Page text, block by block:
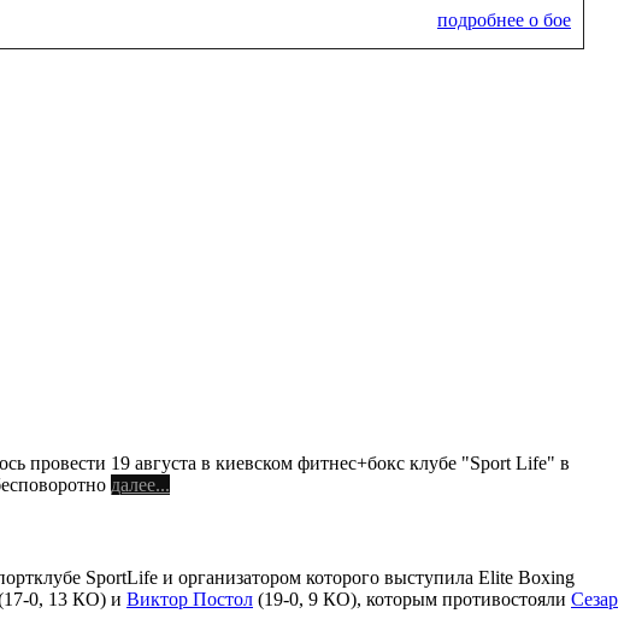
подробнее о бое
провести 19 августа в киевском фитнес+бокс клубе "Sport Life" в
далее...
SportLife и организатором которого выступила Elite Boxing
0, 13 КО) и Виктор Постол (19-0, 9 КО), которым противостояли Сезар